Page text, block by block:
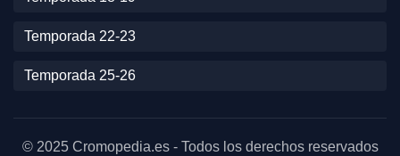
Temporada 22-23
Temporada 25-26
© 2025 Cromopedia.es - Todos los derechos reservados